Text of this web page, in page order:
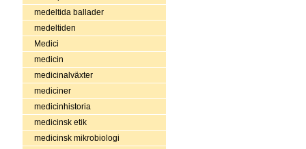
medeltida ballader
medeltiden
Medici
medicin
medicinalväxter
mediciner
medicinhistoria
medicinsk etik
medicinsk mikrobiologi